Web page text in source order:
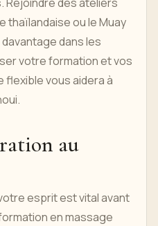
thaïlandaise ou le Muay
dans les
votre formation et vos
flexible vous aidera à
au
esprit est vital avant
en massage